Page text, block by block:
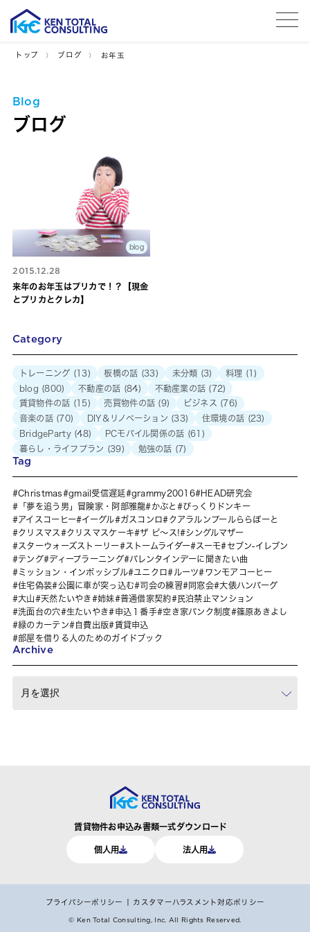
トップ ブログ お年玉
Blog
ブログ
blog
2015.12.28
来年のお年玉はプリカで！？【現金
とプリカとクレカ】
Category
トレーニング (13) 板橋の話 (33) 未分類 (3) 料理 (1)
blog (800) 不動産の話 (84) 不動産業の話 (72)
賃貸物件の話 (15) 売買物件の話 (9) ビジネス (76)
音楽の話(70) DIY＆リノベーション (33) 住環境の話 (23)
BridgeParty(48) PCモバイル関係の話 (61)
暮らし・ライフプラン (39) 勉強の話 (7)
Tag
Christmas gmail受信遅延 grammy20016
HEAD研究会
「夢を追う男」冒険家・阿部雅龍
かぶと
びっくりドンキー
アイスコーヒー
イーグル ガスコンロ
クアラルンプールららぽーと
クリスマス
クリスマスケーキ ザ ピ〜ス!
シングルマザー
スターウォーズストーリー
ストームライダー スーモ
セブン-イレブン
テング
ディープラーニング
バレンタインデーに聞きたい曲
ミッション・インポッシブル
ユニクロ ルーツ
ワンモアコーヒー
住宅偽装
公園に車が突っ込む 司会の練習 同窓会
大俵ハンバーグ
大山
天然たいやき 姉妹 普通借家契約
民泊禁止マンション
洗面台の穴
生たいやき 申込１番手 空き家バンク制度
篠原あきよし
緑のカーテン
自費出版
賃貸申込
部屋を借りる人のためのガイドブック
Archive
賃貸物件お申込み書類一式ダウンロード
個人用 法人用
プライバシーポリシー カスタマーハラスメント対応ポリシー
© Ken Total Consulting, Inc. All Rights Reserved.